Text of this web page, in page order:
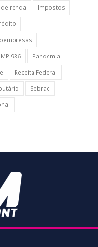
renda
Impostos
MP 936
Pandemia
Receita Federal
Sebrae